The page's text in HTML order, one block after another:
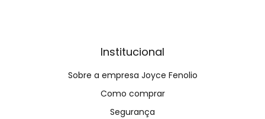
Institucional
Sobre a empresa Joyce Fenolio
Como comprar
Segurança